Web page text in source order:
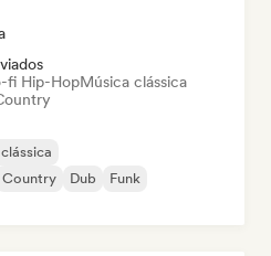
fi Hip-HopMúsica clássica
Country Dub
Funk